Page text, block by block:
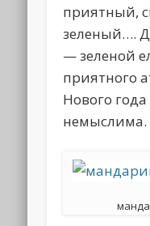
приятный,
зеленый….
— зеленой
приятного
Нового
немыслима.